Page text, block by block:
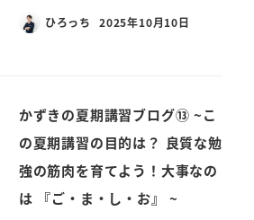
ひろっち 2025年10月10日
かずきの夏期講習ブログ⑬ ~こ
の夏期講習の目的は？ 良質な勉
強の筋肉を育てよう！大事なの
は 『ご・ま・し・お』 ~